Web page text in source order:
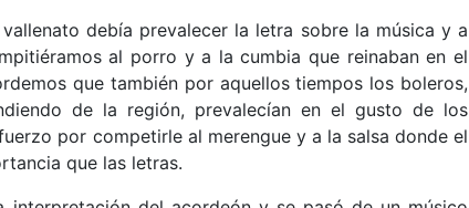
debía prevalecer la letra sobre la música y a
al porro y a la cumbia que reinaban en el
que también por aquellos tiempos los boleros,
de la región, prevalecían en el gusto de los
por competirle al merengue y a la salsa donde el
que las letras.